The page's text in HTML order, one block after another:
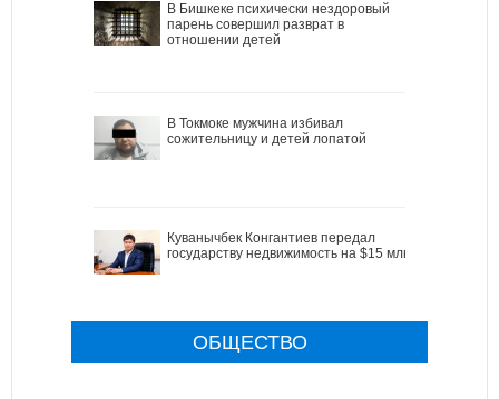
В Бишкеке психически нездоровый
парень совершил разврат в
отношении детей
В Токмоке мужчина избивал
сожительницу и детей лопатой
Куванычбек Конгантиев передал
государству недвижимость на $15 млн
ОБЩЕСТВО